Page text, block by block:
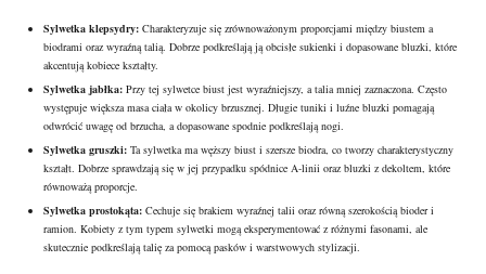
Sylwetka klepsydry: Charakteryzuje się zrównoważonym proporcjami między biustem a
biodrami oraz wyraźną talią. Dobrze podkreślają ją obcisłe sukienki i dopasowane bluzki, które
akcentują kobiece kształty.
Sylwetka jabłka: Przy tej sylwetce biust jest wyraźniejszy, a talia mniej zaznaczona. Często
występuje większa masa ciała w okolicy brzusznej. Długie tuniki i luźne bluzki pomagają
odwrócić uwagę od brzucha, a dopasowane spodnie podkreślają nogi.
Sylwetka gruszki: Ta sylwetka ma węższy biust i szersze biodra, co tworzy charakterystyczny
kształt. Dobrze sprawdzają się w jej przypadku spódnice A-linii oraz bluzki z dekoltem, które
równoważą proporcje.
Sylwetka prostokąta: Cechuje się brakiem wyraźnej talii oraz równą szerokością bioder i
ramion. Kobiety z tym typem sylwetki mogą eksperymentować z różnymi fasonami, ale
skutecznie podkreślają talię za pomocą pasków i warstwowych stylizacji.